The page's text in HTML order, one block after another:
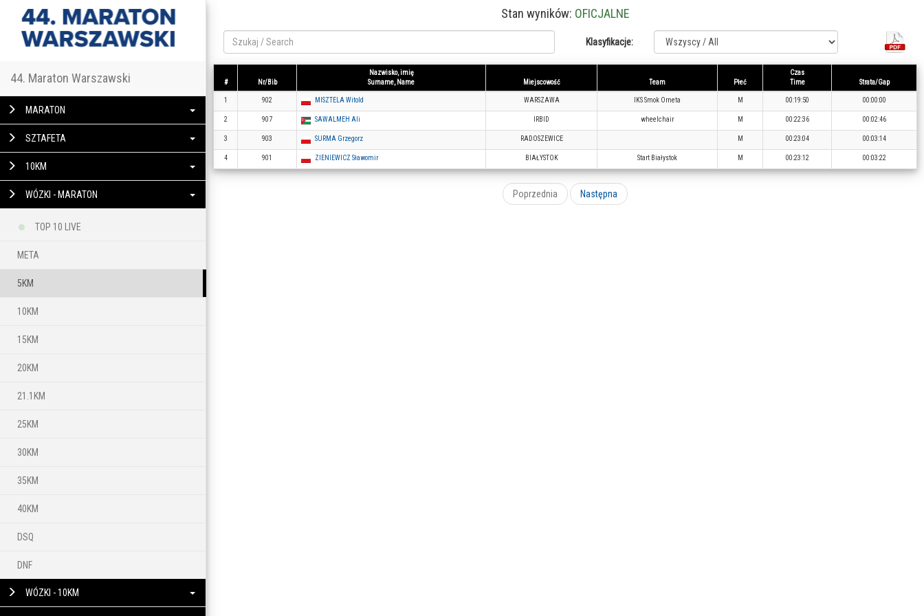
44. Maraton Warszawski
MARATON
SZTAFETA
10KM
WÓZKI - MARATON
TOP 10 LIVE
META
5KM
10KM
15KM
20KM
21.1KM
25KM
30KM
35KM
40KM
DSQ
DNF
WÓZKI - 10KM
Stan wyników: OFICJALNE
Klasyfikacje:
# Nr/Bib
Nazwisko, imię
Surname, Name
Miejscowość Team Płeć
Czas
Time
Strata/Gap
1 902 MISZTELA Witold WARSZAWA IKS Smok Orneta M 00:19:50 00:00:00
2 907 SAWALMEH Ali IRBID wheelchair M 00:22:36 00:02:46
3 903 SURMA Grzegorz RADOSZEWICE M 00:23:04 00:03:14
4 901 ZIENIEWICZ Sławomir BIAŁYSTOK Start Białystok M 00:23:12 00:03:22
Poprzednia Następna